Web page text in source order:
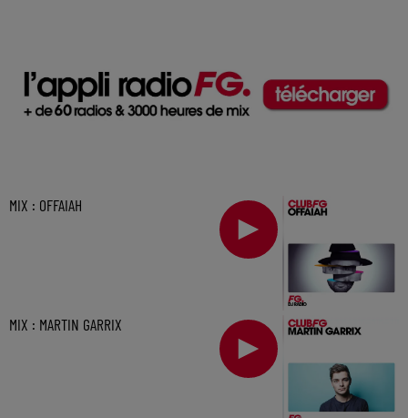
MIX : OFFAIAH
MIX : MARTIN GARRIX